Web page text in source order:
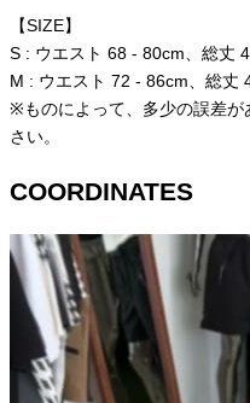
【SIZE】
S : ウエスト 68 - 80cm、総丈
M : ウエスト 72 - 86cm、総丈
※ものによって、多少の誤差が
さい。
COORDINATES